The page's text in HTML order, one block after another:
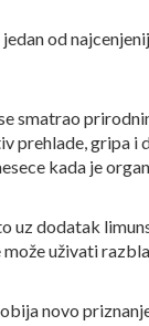
od
smatrao
prehlade, gripa i
kada je
uz dodatak
uživati
novo